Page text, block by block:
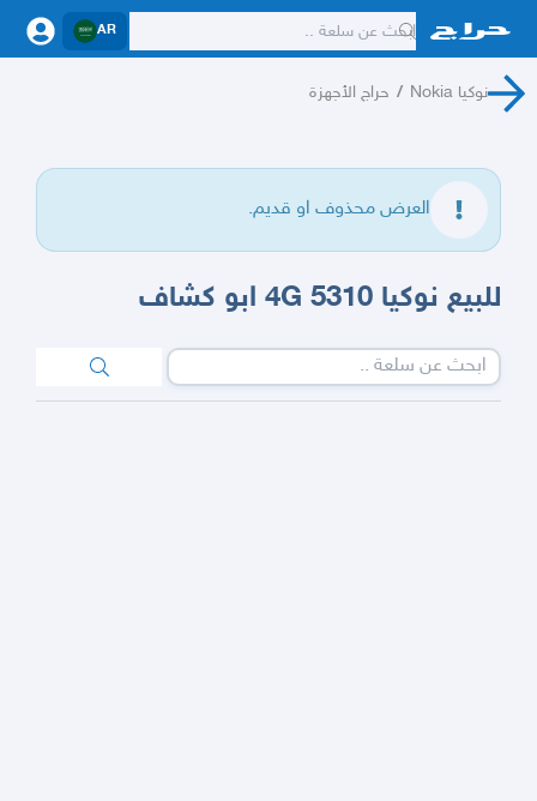
AR
نوكيا Nokia / حراج الأجهزة
العرض محذوف او قديم.
للبيع نوكيا 5310 4G ابو كشاف